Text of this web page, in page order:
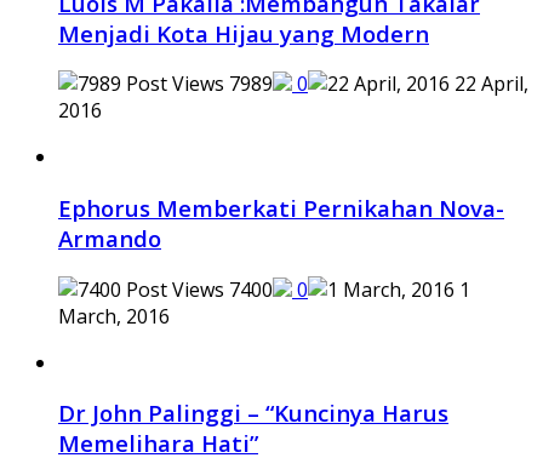
Menjadi Kota Hijau yang Modern
7989 0
22 April,
2016
Ephorus Memberkati Pernikahan Nova-
Armando
7400 0
1
March, 2016
Dr John Palinggi – “Kuncinya Harus
Memelihara Hati”